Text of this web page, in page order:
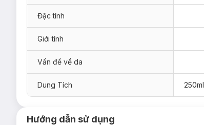
Đặc tính
Giới tính
Vấn đề về da
Dung Tích 250ml
Hướng dẫn sử dụng